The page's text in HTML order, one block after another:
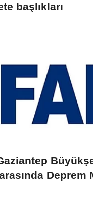
başlıkları
Deprem